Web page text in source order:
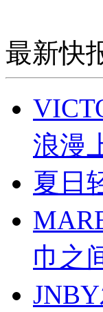
最新快
浪漫
夏日
巾之